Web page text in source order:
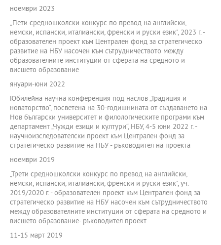
ноември 2023
„Пети средношколски конкурс по превод на английски,
немски, испански, италиански, френски и руски език", 2023 г. -
образователен проект към Централен фонд за стратегическо
развитие на НБУ насочен към сътрудничеството между
образователните институции от сферата на средното и
висшето образование
януари-юни 2022
Юбилейна научна конференция под наслов „Традиция и
новаторство“, посветена на 30-годишнината от създаването на
Нов български университет и филологическите програми към
департамент „Чужди езици и култури“, НБУ, 4-5 юни 2022 г. -
научноизследователски проект към Централен фонд за
стратегическо развитие на НБУ - ръководител на проекта
ноември 2019
„Трети средношколски конкурс по превод на английски,
немски, испански, италиански, френски и руски език", уч.
2019/2020 г. - образователен проект към Централен фонд за
стратегическо развитие на НБУ насочен към сътрудничеството
между образователните институции от сферата на средното и
висшето образование- ръководител проект
11-15 март 2019